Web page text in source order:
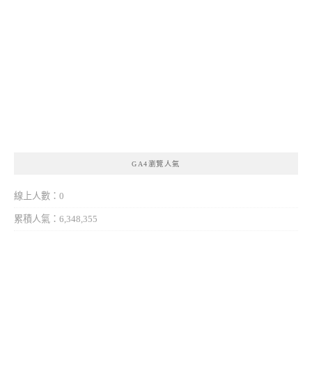
GA4瀏覽人氣
線上人數：0
累積人氣：6,348,355